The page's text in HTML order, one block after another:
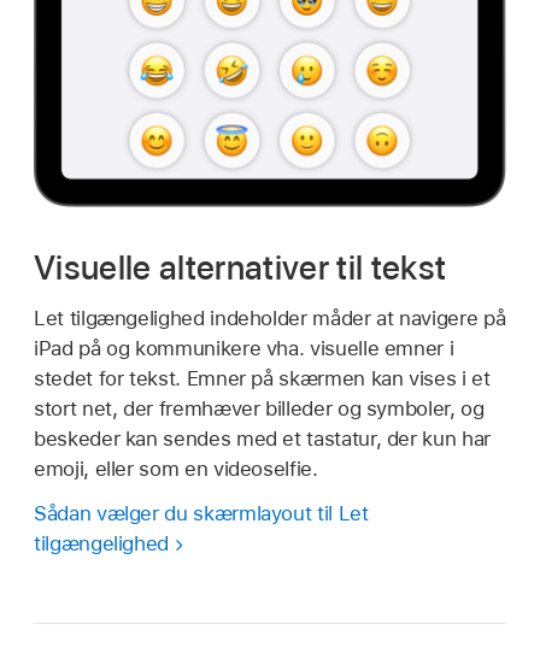
Visuelle alternativer til tekst
Let tilgængelighed indeholder måder at navigere på
iPad på og kommunikere vha. visuelle emner i
stedet for tekst. Emner på skærmen kan vises i et
stort net, der fremhæver billeder og symboler, og
beskeder kan sendes med et tastatur, der kun har
emoji, eller som en videoselfie.
Sådan vælger du skærmlayout til Let
tilgængelighed